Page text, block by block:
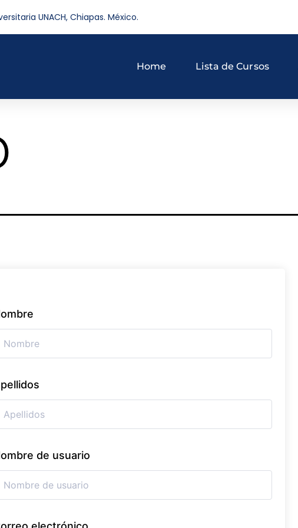
UNACH, Chiapas. México.
Home Lista de Cursos
de usuario